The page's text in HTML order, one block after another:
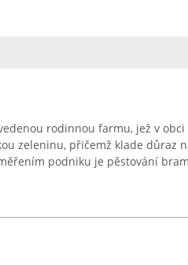
rodinnou farmu, jež v obci
zeleninu, přičemž klade důraz
podniku je pěstování